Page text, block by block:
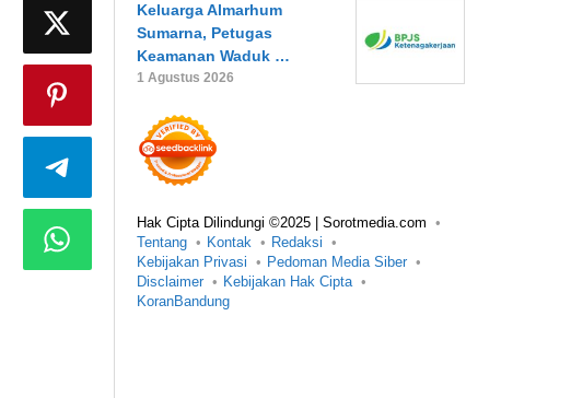
Keluarga Almarhum
Sumarna, Petugas
Keamanan Waduk …
1 Agustus 2026
Hak Cipta Dilindungi ©2025 | Sorotmedia.com
Tentang
Kontak
Redaksi
Kebijakan Privasi
Pedoman Media Siber
Disclaimer
Kebijakan Hak Cipta
KoranBandung